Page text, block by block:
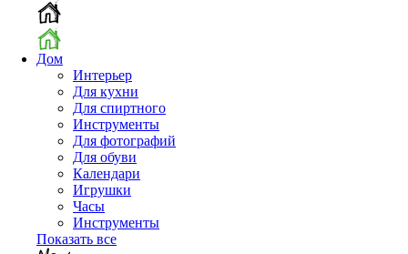
Дом
Интерьер
Для кухни
Для спиртного
Инструменты
Для фотографий
Для обуви
Календари
Игрушки
Часы
Инструменты
Показать все